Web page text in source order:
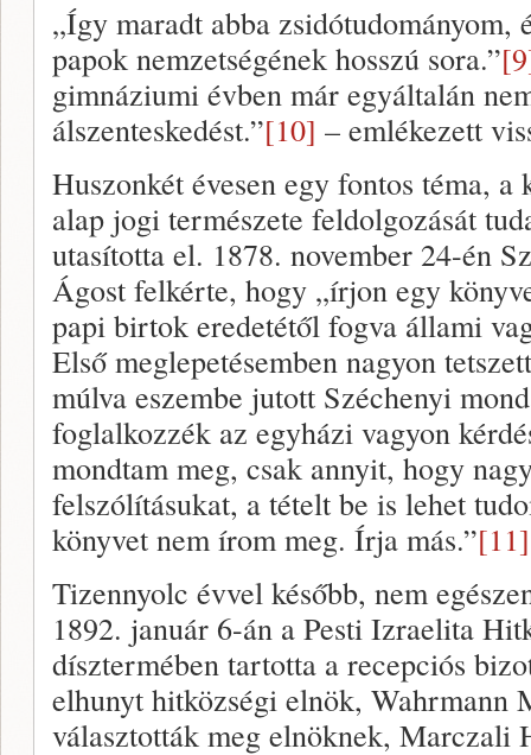
„Így maradt abba zsidótudományom,
papok nemzetségének hosszú sora.”
gimnáziumi évben már egyáltalán
álszenteskedést.”[10] – emlékezett
Huszonkét évesen egy fontos téma,
alap jogi természete feldolgozását
utasította el. 1878. november 24-én
Ágost felkérte, hogy „írjon egy
papi birtok eredetétől fogva állami
Első meglepetésemben nagyon
múlva eszembe jutott Széchenyi
foglalkozzék az egyházi vagyon
mondtam meg, csak annyit, hogy
felszólításukat, a tételt be is lehet
könyvet nem írom meg. Írja más.”[11]
Tizennyolc évvel később, nem
1892. január 6-án a Pesti Izraelita
dísztermében tartotta a recepciós
elhunyt hitközségi elnök, Wahrmann
választották meg elnöknek, Marczali